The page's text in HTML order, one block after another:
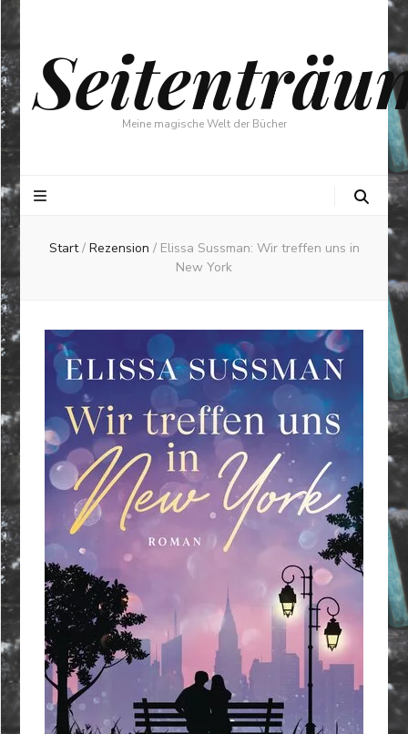
Meine magische Welt der Bücher
Start / Rezension / Elissa Sussman: Wir treffen uns in
New York